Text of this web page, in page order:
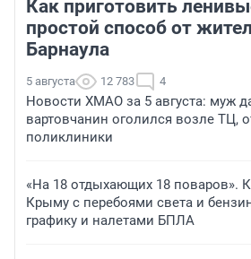
Как приготовить
простой способ от
Барнаула
5 августа 12 783 4
Новости ХМАО за 5 августа: муж
вартовчанин оголился возле ТЦ,
поликлиники
«На 18 отдыхающих 18 поваров».
Крыму с перебоями света и
графику и налетами БПЛА